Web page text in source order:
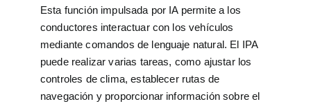
Esta función impulsada por IA permite a los
conductores interactuar con los vehículos
mediante comandos de lenguaje natural. El IPA
puede realizar varias tareas, como ajustar los
controles de clima, establecer rutas de
navegación y proporcionar información sobre el